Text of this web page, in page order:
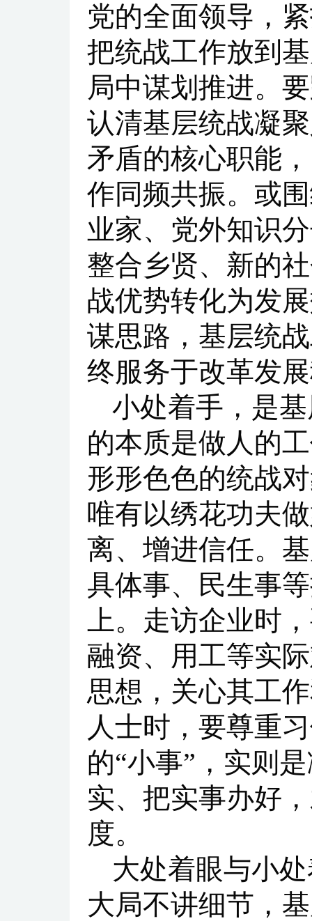
党的全面领导，
把统战工作放到
局中谋划推进。
认清基层统战凝
矛盾的核心职能
作同频共振。或
业家、党外知识
整合乡贤、新的
战优势转化为发
谋思路，基层统
终服务于改革发
小处着手，是
的本质是做人的
形形色色的统战
唯有以绣花功夫
离、增进信任。
具体事、民生事
上。走访企业时
融资、用工等实
思想，关心其工
人士时，要尊重
的“小事”，实则
实、把实事办好
度。
大处着眼与小
大局不讲细节，